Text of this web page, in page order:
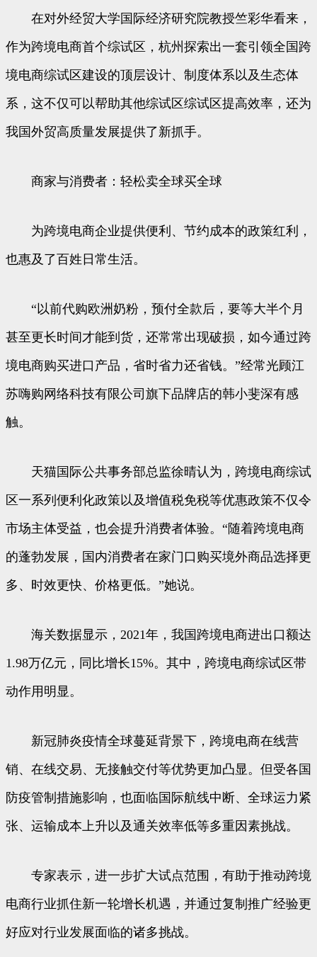
在对外经贸大学国际经济研究院教授竺彩华看来，
作为跨境电商首个综试区，杭州探索出一套引领全国跨
境电商综试区建设的顶层设计、制度体系以及生态体
系，这不仅可以帮助其他综试区综试区提高效率，还为
我国外贸高质量发展提供了新抓手。
商家与消费者：轻松卖全球买全球
为跨境电商企业提供便利、节约成本的政策红利，
也惠及了百姓日常生活。
“以前代购欧洲奶粉，预付全款后，要等大半个月
甚至更长时间才能到货，还常常出现破损，如今通过跨
境电商购买进口产品，省时省力还省钱。”经常光顾江
苏嗨购网络科技有限公司旗下品牌店的韩小斐深有感
触。
天猫国际公共事务部总监徐晴认为，跨境电商综试
区一系列便利化政策以及增值税免税等优惠政策不仅令
市场主体受益，也会提升消费者体验。“随着跨境电商
的蓬勃发展，国内消费者在家门口购买境外商品选择更
多、时效更快、价格更低。”她说。
海关数据显示，2021年，我国跨境电商进出口额达
1.98万亿元，同比增长15%。其中，跨境电商综试区带
动作用明显。
新冠肺炎疫情全球蔓延背景下，跨境电商在线营
销、在线交易、无接触交付等优势更加凸显。但受各国
防疫管制措施影响，也面临国际航线中断、全球运力紧
张、运输成本上升以及通关效率低等多重因素挑战。
专家表示，进一步扩大试点范围，有助于推动跨境
电商行业抓住新一轮增长机遇，并通过复制推广经验更
好应对行业发展面临的诸多挑战。